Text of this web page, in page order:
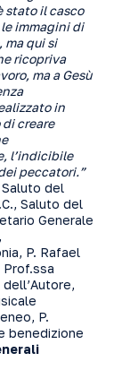
stato il casco
immagini di
ma qui si
ricopriva
ma a Gesù
in
di creare
l’indicibile
peccatori.”
Saluto del
Saluto del
Generale
P. Rafael
P.
benedizione